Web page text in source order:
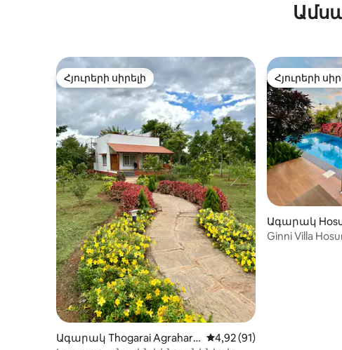
Հյուրերի սիրելի
Հյուրերի սիրելի
Ագարակ Thogarai Agrahara
Միջին վարկանիշը՝ 5-ից
4,92 (91)
Հյուրերի
Հյուրերի
Ագարակ
Ginni Villa